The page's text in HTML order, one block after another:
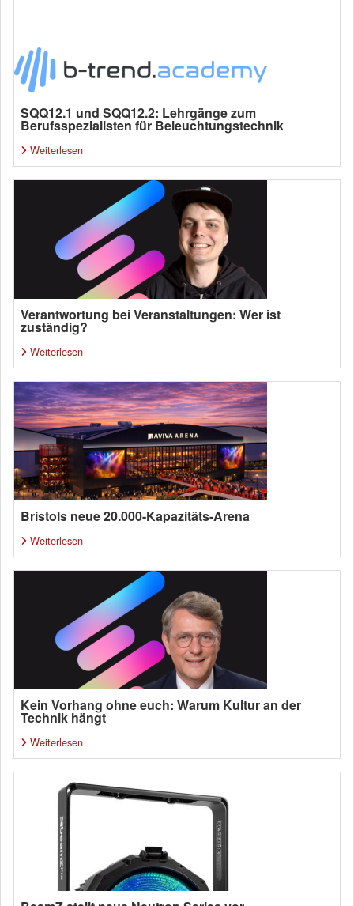
SQQ12.1 und SQQ12.2: Lehrgänge zum
Berufsspezialisten für Beleuchtungstechnik
Weiterlesen
Verantwortung bei Veranstaltungen: Wer ist
zuständig?
Weiterlesen
Bristols neue 20.000-Kapazitäts-Arena
Weiterlesen
Kein Vorhang ohne euch: Warum Kultur an der
Technik hängt
Weiterlesen